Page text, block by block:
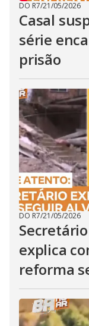
DO R7/21/05/2026
Casal
série
prisão
DO R7/21/05/2026
explica
reforma